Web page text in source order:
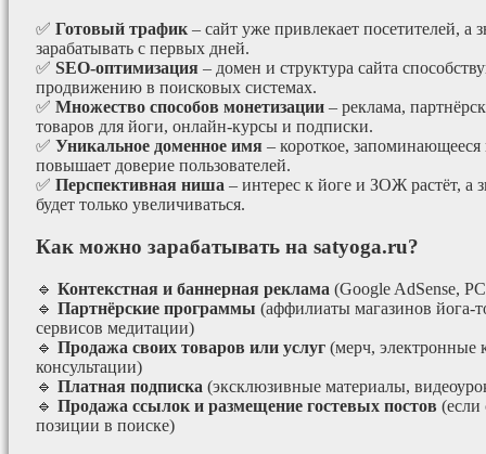
✅ Готовый трафик – сайт уже привлекает посетителей, а
зарабатывать с первых дней.
✅ SEO-оптимизация – домен и структура сайта
продвижению в поисковых системах.
✅ Множество способов монетизации – реклама,
товаров для йоги, онлайн-курсы и подписки.
✅ Уникальное доменное имя – короткое, запоминающееся
повышает доверие пользователей.
✅ Перспективная ниша – интерес к йоге и ЗОЖ растёт, а
будет только увеличиваться.
Как можно зарабатывать на satyoga.ru?
🔹 Контекстная и баннерная реклама (Google AdSense,
🔹 Партнёрские программы (аффилиаты магазинов йога-
сервисов медитации)
🔹 Продажа своих товаров или услуг (мерч, электронные
консультации)
🔹 Платная подписка (эксклюзивные материалы,
🔹 Продажа ссылок и размещение гостевых постов (если
позиции в поиске)